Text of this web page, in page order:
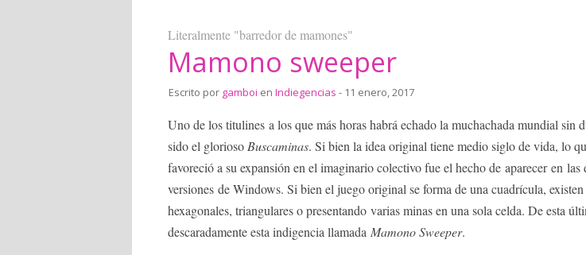
Literalmente "barredor de mamones"
Mamono sweeper
Escrito por gamboi en Indiegencias - 11 enero, 2017
Uno de los titulines a los que más horas habrá echado la muchachada mundial sin
sido el glorioso Buscaminas. Si bien la idea original tiene medio siglo de vida, lo
favoreció a su expansión en el imaginario colectivo fue el hecho de aparecer en las
versiones de Windows. Si bien el juego original se forma de una cuadrícula,
hexagonales, triangulares o presentando varias minas en una sola celda. De esta
descaradamente esta indigencia llamada Mamono Sweeper.